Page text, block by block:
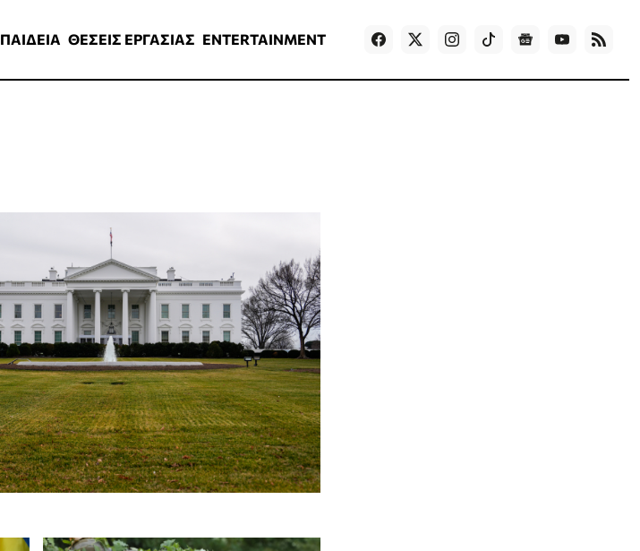
ΠΑΙΔΕΙΑ ΘΕΣΕΙΣ ΕΡΓΑΣΙΑΣ ENTERTAINMENT Games